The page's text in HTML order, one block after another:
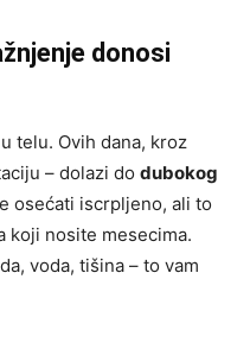
donosi
telu. Ovih dana, kroz
– dolazi do dubokog
osećati iscrpljeno, ali to
koji nosite mesecima.
voda, tišina – to vam